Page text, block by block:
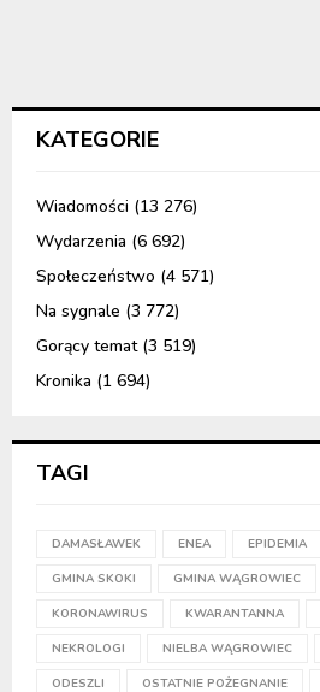
KATEGORIE
Wiadomości (13 276)
Wydarzenia (6 692)
Społeczeństwo (4 571)
Na sygnale (3 772)
Gorący temat(3 519)
Kronika (1 694)
TAGI
DAMASŁAWEK ENEA EPIDEMIA
GMINA SKOKI GMINA WĄGROWIEC
KORONAWIRUS KWARANTANNA
NEKROLOGI NIELBA WĄGROWIEC
ODESZLI OSTATNIE POŻEGNANIE